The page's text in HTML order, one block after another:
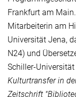
Frankfurt am
Mitarbeiterin am
Universität Jena,
N24) und
Schiller-
Kulturtransfer in
Zeitschrift